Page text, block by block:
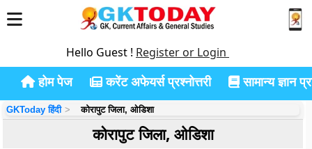
Hello Guest ! Register or Login
होम पेज करेंट अफेयर्स प्रश्नोत्तरी सामान्य ज्ञान
GKToday हिंदी कोरापुट जिला, ओडिशा
कोरापुट जिला, ओडिशा